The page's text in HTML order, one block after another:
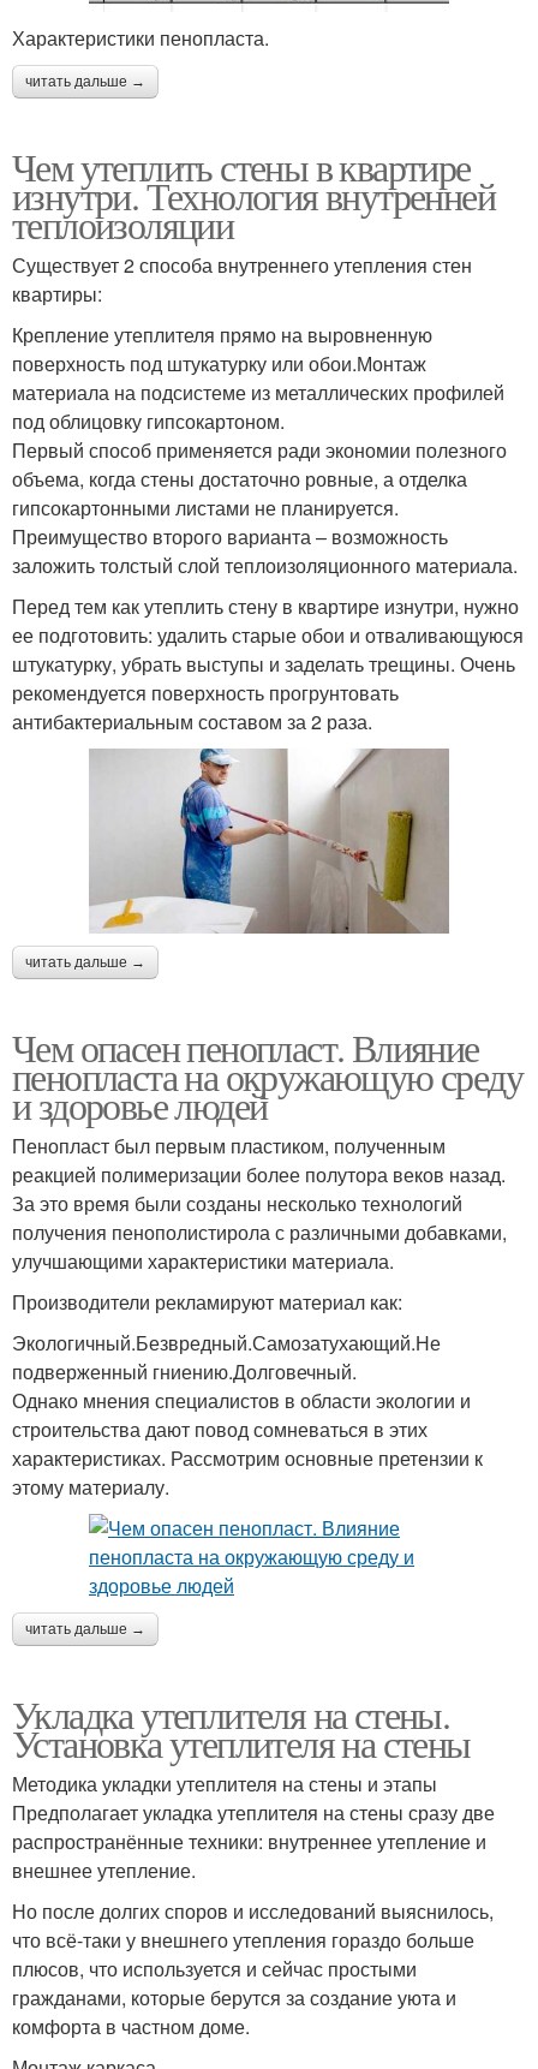
Характеристики пенопласта.
читать дальше →
Чем утеплить стены в квартире
изнутри. Технология внутренней
теплоизоляции
Существует 2 способа внутреннего утепления стен
квартиры:
Крепление утеплителя прямо на выровненную
поверхность под штукатурку или обои.Монтаж
материала на подсистеме из металлических профилей
под облицовку гипсокартоном.
Первый способ применяется ради экономии полезного
объема, когда стены достаточно ровные, а отделка
гипсокартонными листами не планируется.
Преимущество второго варианта – возможность
заложить толстый слой теплоизоляционного материала.
Перед тем как утеплить стену в квартире изнутри, нужно
ее подготовить: удалить старые обои и отваливающуюся
штукатурку, убрать выступы и заделать трещины. Очень
рекомендуется поверхность прогрунтовать
антибактериальным составом за 2 раза.
читать дальше →
Чем опасен пенопласт. Влияние
пенопласта на окружающую среду
и здоровье людей
Пенопласт был первым пластиком, полученным
реакцией полимеризации более полутора веков назад.
За это время были созданы несколько технологий
получения пенополистирола с различными добавками,
улучшающими характеристики материала.
Производители рекламируют материал как:
Экологичный.Безвредный.Самозатухающий.Не
подверженный гниению.Долговечный.
Однако мнения специалистов в области экологии и
строительства дают повод сомневаться в этих
характеристиках. Рассмотрим основные претензии к
этому материалу.
читать дальше →
Укладка утеплителя на стены.
Установка утеплителя на стены
Методика укладки утеплителя на стены и этапы
Предполагает укладка утеплителя на стены сразу две
распространённые техники: внутреннее утепление и
внешнее утепление.
Но после долгих споров и исследований выяснилось,
что всё-таки у внешнего утепления гораздо больше
плюсов, что используется и сейчас простыми
гражданами, которые берутся за создание уюта и
комфорта в частном доме.